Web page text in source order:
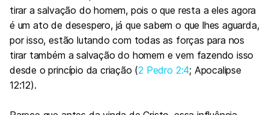
tirar a salvação do homem, pois o que resta a eles agora
é um ato de desespero, já que sabem o que lhes aguarda,
por isso, estão lutando com todas as forças para nos
tirar também a salvação do homem e vem fazendo isso
desde o princípio da criação (2 Pedro 2:4; Apocalipse
12:12).